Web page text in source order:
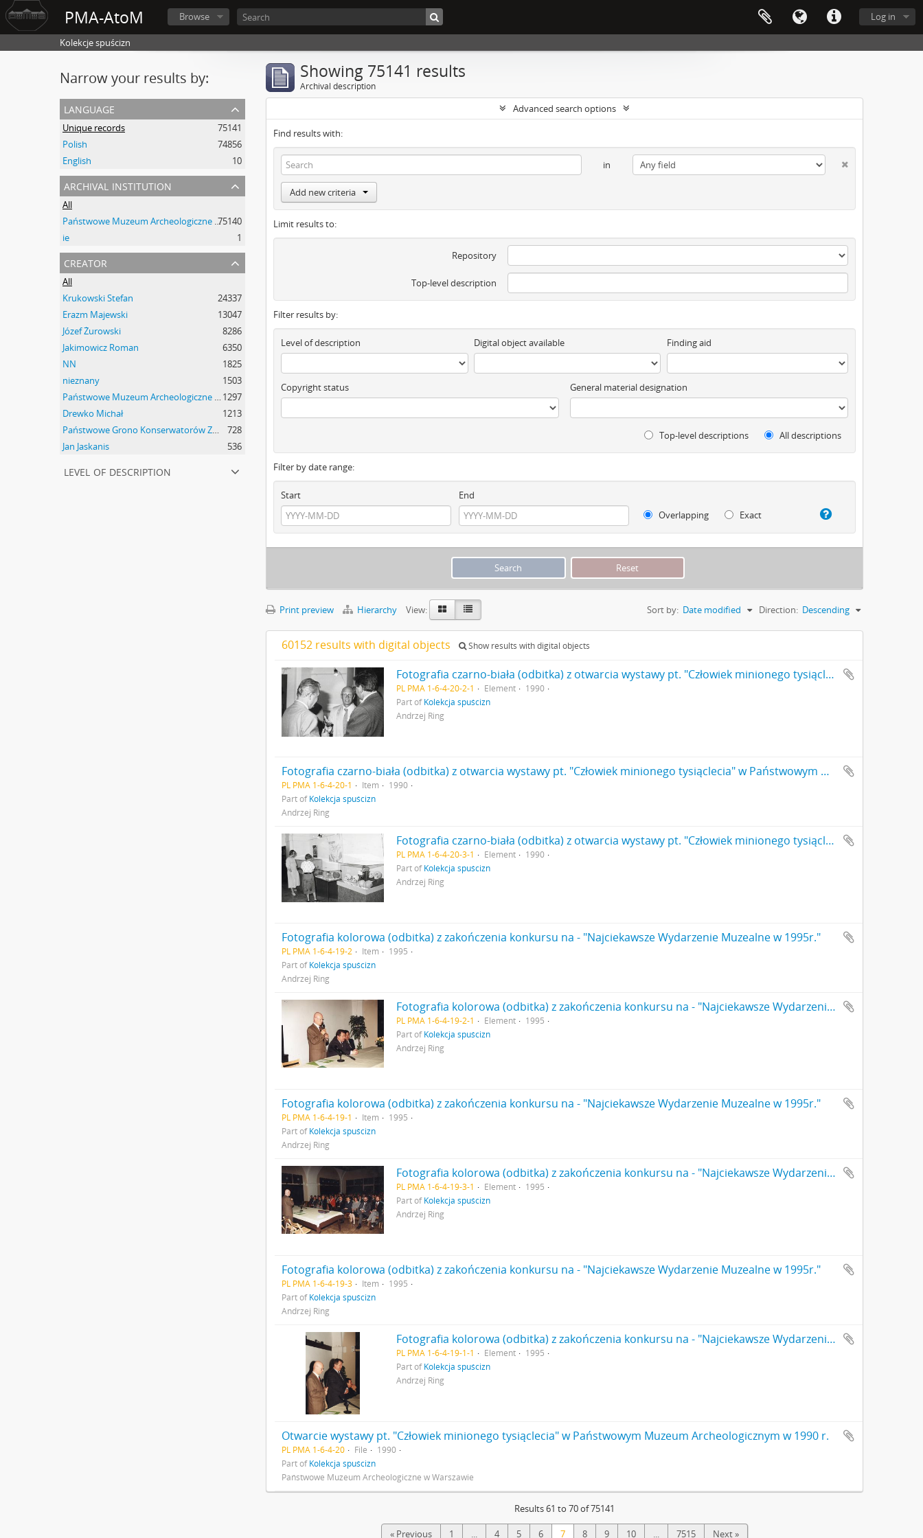
PMA-AtoM Log in
Browse
Kolekcje spuścizn
Narrow your results by:
language
Unique records
75141
Polish
74856
English
10
archival institution
All
Państwowe Muzeum Archeologiczne w Warszawie75140
ie
1
creator
All
Krukowski Stefan
24337
Erazm Majewski
13047
Józef Żurowski
8286
Jakimowicz Roman
6350
NN
1825
nieznany
1503
Państwowe Muzeum Archeologiczne w Warszawie 1297
Drewko Michał
1213
Państwowe Grono Konserwatorów Zabytków Przedhistorycznych Michał Drewko
728
Jan Jaskanis
536
level of description
Showing 75141 results
Archival description
Advanced search options
Find results with:
in
Add new criteria
Limit results to:
Repository
Top-level description
Filter results by:
Level of description Digital object available Finding aid
Copyright status General material designation
Top-level descriptions All descriptions
Filter by date range:
Start
End
Overlapping
Exact
Print preview Hierarchy View: Sort by: Date modified Direction: Descending
60152 results with digital objects Show results with digital objects
Fotografia czarno-biała (odbitka) z otwarcia wystawy pt. "Człowiek minionego tysiąclecia" w Państwowym Muzeum Archeologicznym w 1990 r. Dyrektor PMA dr Jan Jaskanis (Nr 15)
PL PMA 1-6-4-20-2-1 Element
1990
Part ofKolekcja spuścizn
Andrzej Ring
Fotografia czarno-biała (odbitka) z otwarcia wystawy pt. "Człowiek minionego tysiąclecia" w Państwowym Muzeum Archeologicznym w 1990 r.
PL PMA 1-6-4-20-1 Item
1990
Part ofKolekcja spuścizn
Andrzej Ring
Fotografia czarno-biała (odbitka) z otwarcia wystawy pt. "Człowiek minionego tysiąclecia" w Państwowym Muzeum Archeologicznym w 1990 r. zwiedzanie ekspozycji (Nr 23)
PL PMA 1-6-4-20-3-1 Element
1990
Part ofKolekcja spuścizn
Andrzej Ring
Fotografia kolorowa (odbitka) z zakończenia konkursu na - "Najciekawsze Wydarzenie Muzealne w 1995r."
PL PMA 1-6-4-19-2 Item
1995
Part ofKolekcja spuścizn
Andrzej Ring
Fotografia kolorowa (odbitka) z zakończenia konkursu na - "Najciekawsze Wydarzenie Muzealne w 1995r." Przemówienie dyrektora PMA dr Jana Jaskanisa dlaej siedzą Wacław Janas wiceminister w Ministerstwie Kultury i Sztuki i Franciszek Cemka Wicedyrektor w dep. Sztuki Ministerstwa Kultury i Sztuki (Nr 2)
PL PMA 1-6-4-19-2-1 Element
1995
Part ofKolekcja spuścizn
Andrzej Ring
Fotografia kolorowa (odbitka) z zakończenia konkursu na - "Najciekawsze Wydarzenie Muzealne w 1995r."
PL PMA 1-6-4-19-1 Item
1995
Part ofKolekcja spuścizn
Andrzej Ring
Fotografia kolorowa (odbitka) z zakończenia konkursu na - "Najciekawsze Wydarzenie Muzealne w 1995r." Przemówienie dyrektora PMA dr JanaJaskanisa (Nr 3)
PL PMA 1-6-4-19-3-1 Element
1995
Part ofKolekcja spuścizn
Andrzej Ring
Fotografia kolorowa (odbitka) z zakończenia konkursu na - "Najciekawsze Wydarzenie Muzealne w 1995r."
PL PMA 1-6-4-19-3 Item
1995
Part ofKolekcja spuścizn
Andrzej Ring
Fotografia kolorowa (odbitka) z zakończenia konkursu na - "Najciekawsze Wydarzenie Muzealne w 1995r." Przemówienie Wacława Janasa wiceministera w Ministerstwie Kultury i Sztuki po lewej dyrektor PMA dr Jan Jaskanis po prawej Franciszek Cemka Wicedyrektor w dep. Sztuki Ministerstwa Kultury i Sztuki (Nr 1)
PL PMA 1-6-4-19-1-1 Element
1995
Part ofKolekcja spuścizn
Andrzej Ring
Otwarcie wystawy pt. "Człowiek minionego tysiąclecia" w Państwowym Muzeum Archeologicznym w 1990 r.
PL PMA 1-6-4-20 File
1990
Part ofKolekcja spuścizn
Państwowe Muzeum Archeologiczne w Warszawie
Results 61 to 70 of 75141
« Previous 1 ... 4 5 6 7 8 9 10 ... 7515 Next »